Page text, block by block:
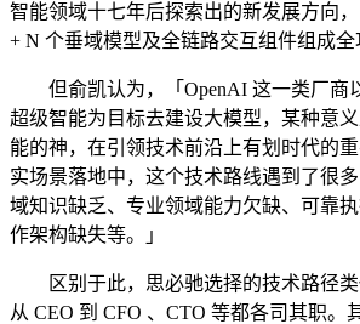
智能领域十七年后探索出的新发展方向
+ N 个垂域模型及全链路交互组件组成全
但俞凯认为，「OpenAI 这一类厂商
超级智能为目标去建设大模型，某种意
能的神，在引领技术前沿上有划时代的
实场景落地中，这个技术路线遇到了很
域知识缺乏、专业领域能力欠缺、可靠
作架构缺失等。」
区别于此，思必驰选择的技术路径类
从 CEO 到 CFO 、CTO 等都各司其职。